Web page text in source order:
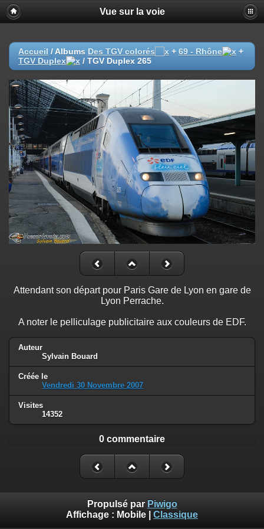
Vue sur la voie
Accueil / Albums Des TGV colorés + 69 - Rhône
+
TGV Duplex
/ TGV Duplex 265
Attendant son départ pour Paris Gare de Lyon en gare de
Lyon Perrache.
A noter le pelliculage publicitaire aux couleurs de EDF.
Auteur
Sylvain Bouard
Créée le
Vendredi 30 Novembre 2007
Visites
14352
0 commentaire
Propulsé par Piwigo
Affichage : Mobile Classique